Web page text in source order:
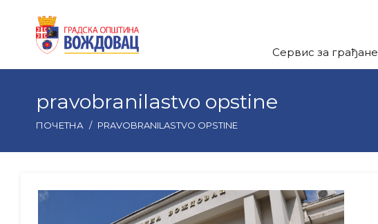
Сервис за грађане
pravobranilastvo opstine
ПОЧЕТНА / PRAVOBRANILASTVO OPSTINE